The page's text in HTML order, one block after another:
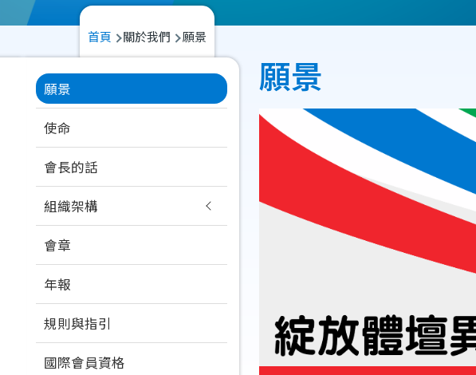
導
航
連
結
首頁 關於我們 願景
願景
Main
navigation
願景
使命
會長的話
組織架構
會章
年報
規則與指引
國際會員資格